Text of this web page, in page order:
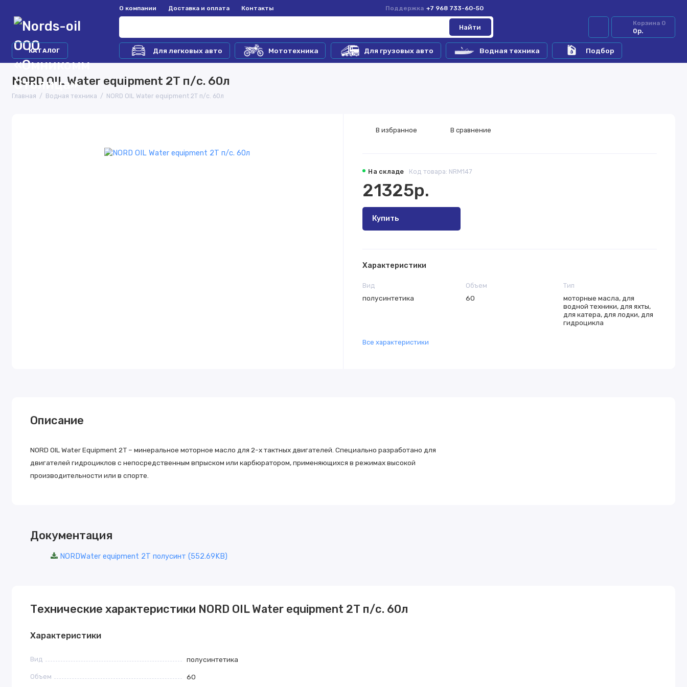
О компании Доставка и оплата Контакты Поддержка +7 968 733-60-50
Найти
Корзина 0
0р.
КАТАЛОГ Для легковых авто Мототехника Для грузовых авто Водная техника Подбор
NORD OIL Water equipment 2Т п/с. 60л
Главная Водная техника NORD OIL Water equipment 2Т п/с. 60л
На складе Код товара: NRM147
21325р.
Купить
В избранное В сравнение
Характеристики
Вид
полусинтетика
Объем
60
Тип
моторные масла, для
водной техники, для яхты,
для катера, для лодки, для
гидроцикла
Все характеристики
Описание
NORD OIL Water Equipment 2T – минеральное моторное масло для 2-х тактных двигателей. Специально разработано для
двигателей гидроциклов с непосредственным впрыском или карбюратором, применяющихся в режимах высокой
производительности или в спорте.
Документация
NORDWater equipment 2Т полусинт (552.69KB)
Технические характеристики NORD OIL Water equipment 2Т п/с. 60л
Характеристики
Вид полусинтетика
Объем 60